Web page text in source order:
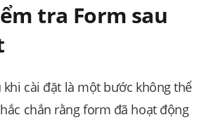
tra Form sau
cài đặt là một bước không thể
chắn rằng form đã hoạt động